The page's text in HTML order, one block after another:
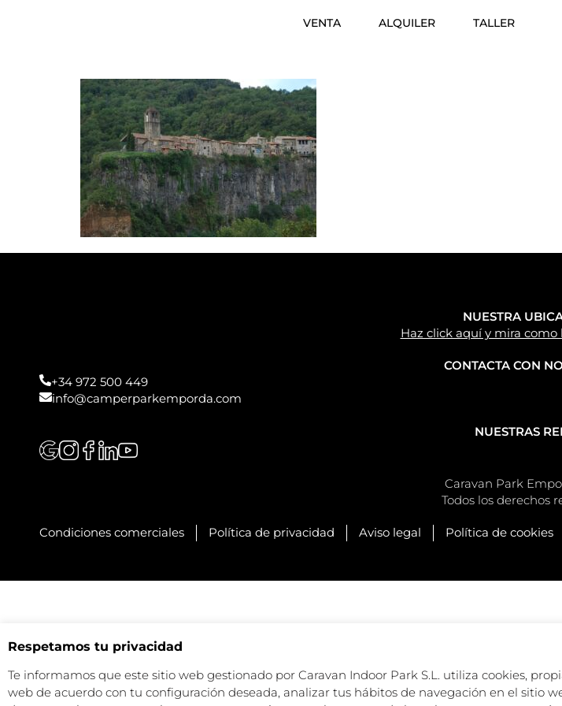
VENTA ALQUILER TALLER
NUESTRA
Haz click aquí y mira
CONTACTA CON
+34 972 500 449
info@camperparkemporda.com
NUESTRAS
Caravan Park
Todos los derechos
Condiciones comerciales Política de privacidad Aviso legal Política de cookies
Respetamos tu privacidad
Te informamos que este sitio web gestionado por Caravan Indoor Park S.L. utiliza cookies,
web de acuerdo con tu configuración deseada, analizar tus hábitos de navegación en el sitio